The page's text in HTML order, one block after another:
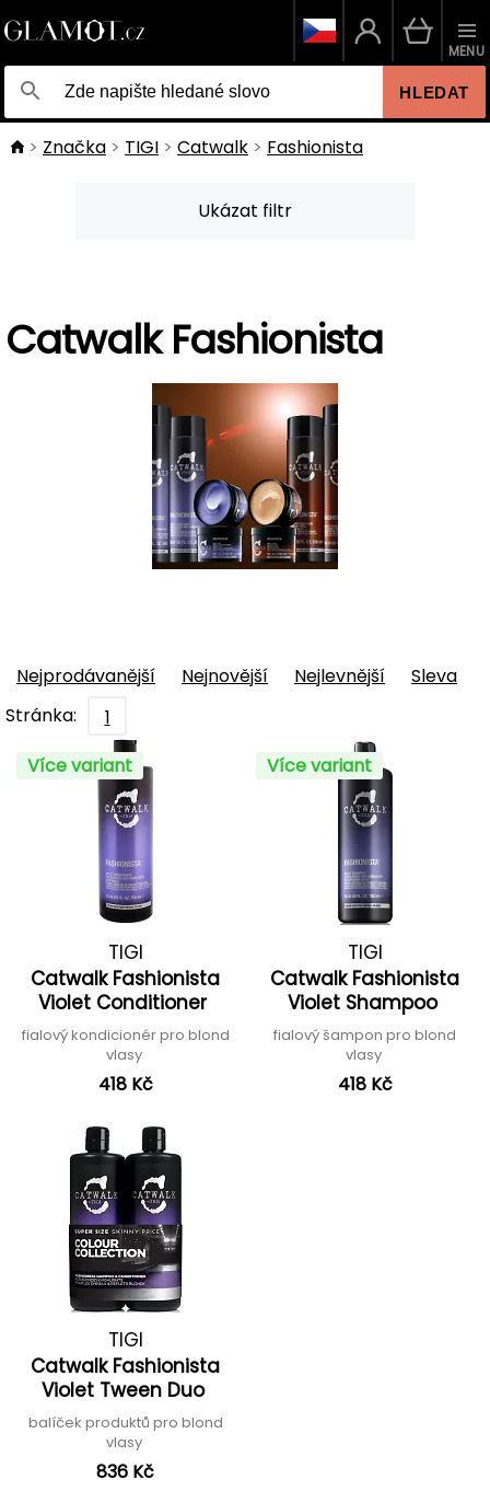
HLEDAT
MENU
Značka TIGI Catwalk Fashionista
Ukázat filtr
Catwalk Fashionista
Nejprodávanější Nejnovější Nejlevnější
Sleva
Stránka:
1
Více variant
TIGI
Catwalk Fashionista
Violet Conditioner
fialový kondicionér pro blond
vlasy
418 Kč
Více variant
TIGI
Catwalk Fashionista
Violet Shampoo
fialový šampon pro blond
vlasy
418 Kč
TIGI
Catwalk Fashionista
Violet Tween Duo
balíček produktů pro blond
vlasy
836 Kč